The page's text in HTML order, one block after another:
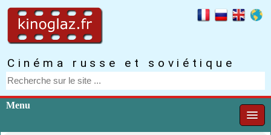
Cinéma russe et soviétique
Menu